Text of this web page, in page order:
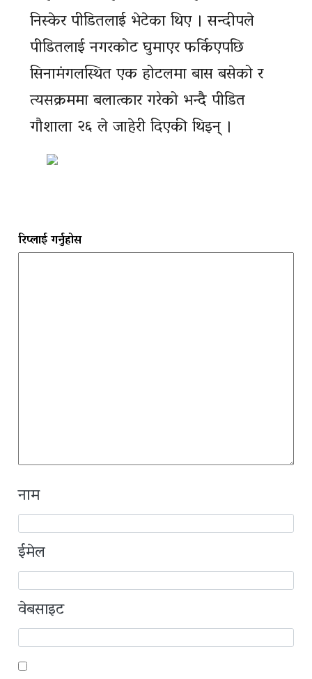
निस्केर पीडितलाई भेटेका थिए । सन्दीपले
पीडितलाई नगरकोट घुमाएर फर्किएपछि
सिनामंगलस्थित एक होटलमा बास बसेको र
त्यसक्रममा बलात्कार गरेको भन्दै पीडित
गौशाला २६ ले जाहेरी दिएकी थिइन् ।
रिप्लाई गर्नुहोस
नाम
ईमेल
वेबसाइट